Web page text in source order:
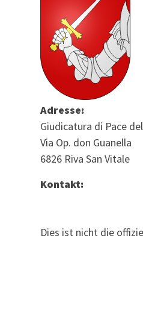
Adresse:
Giudicatura di Pace
Via Op. don Guanella
6826 Riva San Vitale
Kontakt:
Dies ist nicht die